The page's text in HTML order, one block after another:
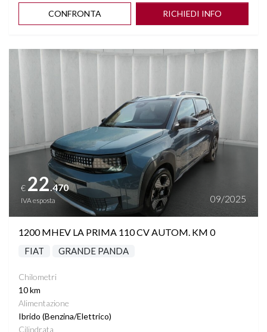
CONFRONTA
RICHIEDI INFO
Vedi dettagli
€ 22.470
IVA esposta 09/2025
1200 MHEV LA PRIMA 110 CV AUTOM. KM 0
FIAT GRANDE PANDA
Chilometri
10 km
Alimentazione
Ibrido (Benzina/Elettrico)
Cilindrata